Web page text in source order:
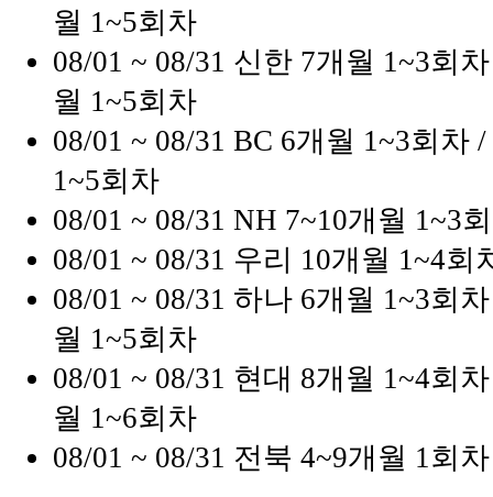
월 1~5회차
08/01 ~ 08/31 신한 7개월 1~3회
월 1~5회차
08/01 ~ 08/31 BC 6개월 1~3회차
1~5회차
08/01 ~ 08/31 NH 7~10개월 1~3
08/01 ~ 08/31 우리 10개월 1~4회
08/01 ~ 08/31 하나 6개월 1~3회
월 1~5회차
08/01 ~ 08/31 현대 8개월 1~4회
월 1~6회차
08/01 ~ 08/31 전북 4~9개월 1회